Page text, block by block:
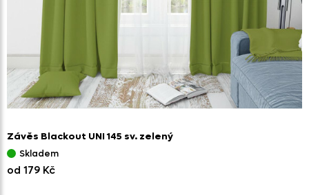
Závěs Blackout UNI 145 sv. zelený
Skladem
od 179 Kč